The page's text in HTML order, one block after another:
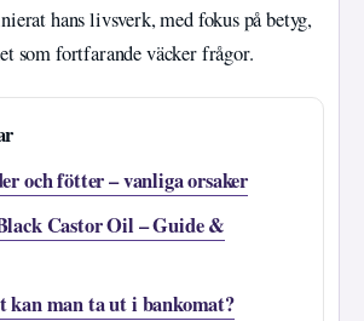
hans livsverk, med fokus på betyg,
som fortfarande väcker frågor.
och fötter – vanliga orsaker
Castor Oil – Guide &
kan man ta ut i bankomat?